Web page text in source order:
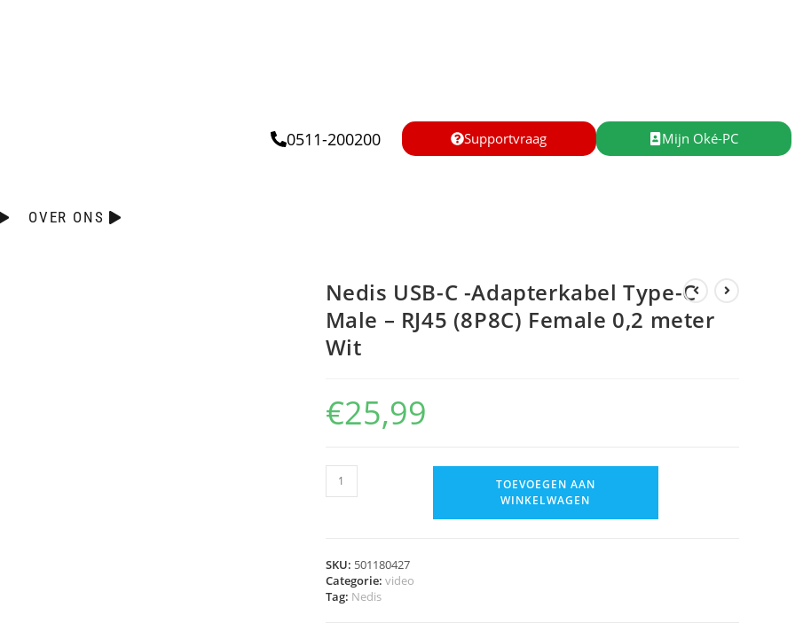
OVER ONS
0511-200200 Supportvraag Mijn Oké-PC
Nedis USB-C -Adapterkabel Type-C
Male – RJ45 (8P8C) Female 0,2 meter
Wit
€25,99
TOEVOEGEN AAN
WINKELWAGEN
SKU: 501180427
Categorie: video
Tag: Nedis